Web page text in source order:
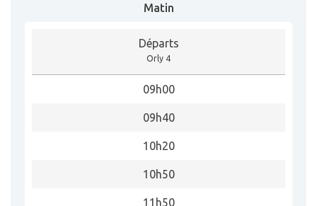
Matin
Départs
Orly 4
09h00
09h40
10h20
10h50
11h50